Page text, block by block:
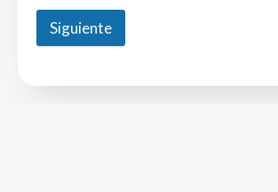
Siguiente